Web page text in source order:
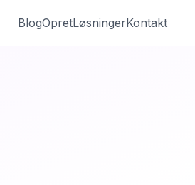
BlogOpretLøsningerKontakt